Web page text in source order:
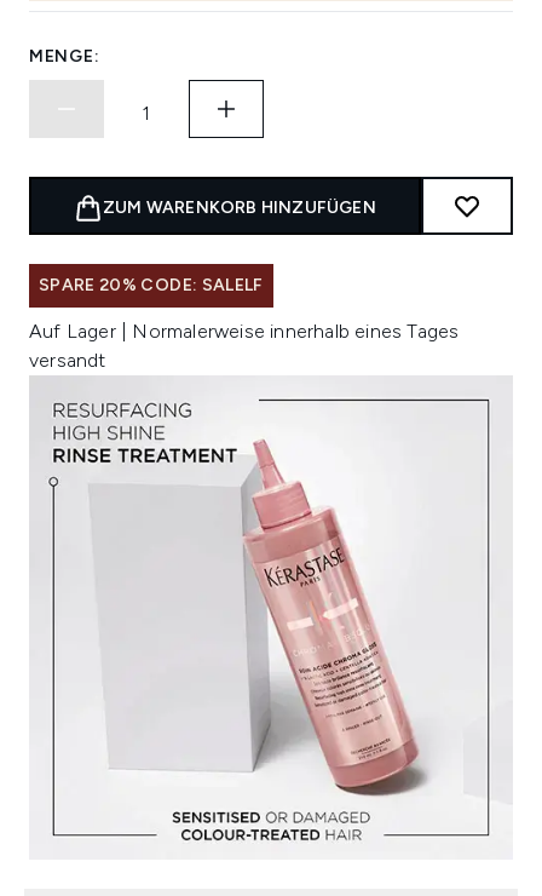
MENGE:
ZUM WARENKORB HINZUFÜGEN
SPARE 20% CODE: SALELF
Auf Lager | Normalerweise innerhalb eines Tages
versandt